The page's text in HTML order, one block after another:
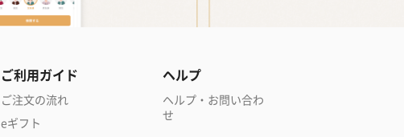
ご利用ガイド
ご注文の流れ
eギフト
ヘルプ
ヘルプ・お問い合わ
せ